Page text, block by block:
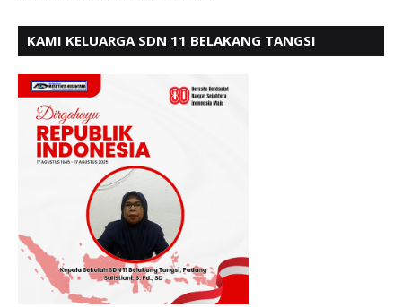
KAMI KELUARGA SDN 11 BELAKANG TANGSI